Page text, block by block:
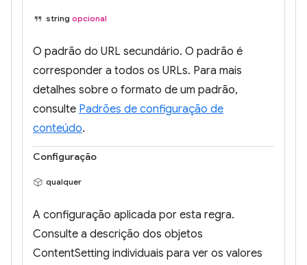
string opcional
O padrão do URL secundário. O padrão é
corresponder a todos os URLs. Para mais
detalhes sobre o formato de um padrão,
consulte Padrões de configuração de
conteúdo.
Configuração
qualquer
A configuração aplicada por esta regra.
Consulte a descrição dos objetos
ContentSetting individuais para ver os valores